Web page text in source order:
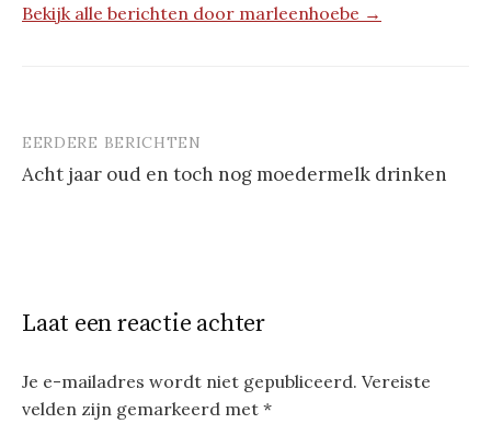
Bekijk alle berichten door marleenhoebe →
Berichtnavigatie
EERDERE BERICHTEN
Acht jaar oud en toch nog moedermelk drinken
Laat een reactie achter
Je e-mailadres wordt niet gepubliceerd. Vereiste
velden zijn gemarkeerd met *